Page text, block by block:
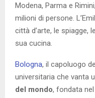
Modena, Parma e
milioni di persone.
città d’arte, le spiagge,
sua cucina.
Bologna, il capoluogo
universitaria che vanta
del mondo, fondata